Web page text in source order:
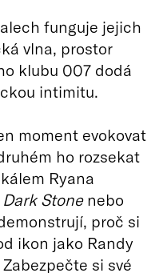
funguje jejich
vlna, prostor
klubu 007 dodá
intimitu.
moment evokovat
ho rozsekat
Ryana
Dark Stonenebo
proč si
ikon jako Randy
si své